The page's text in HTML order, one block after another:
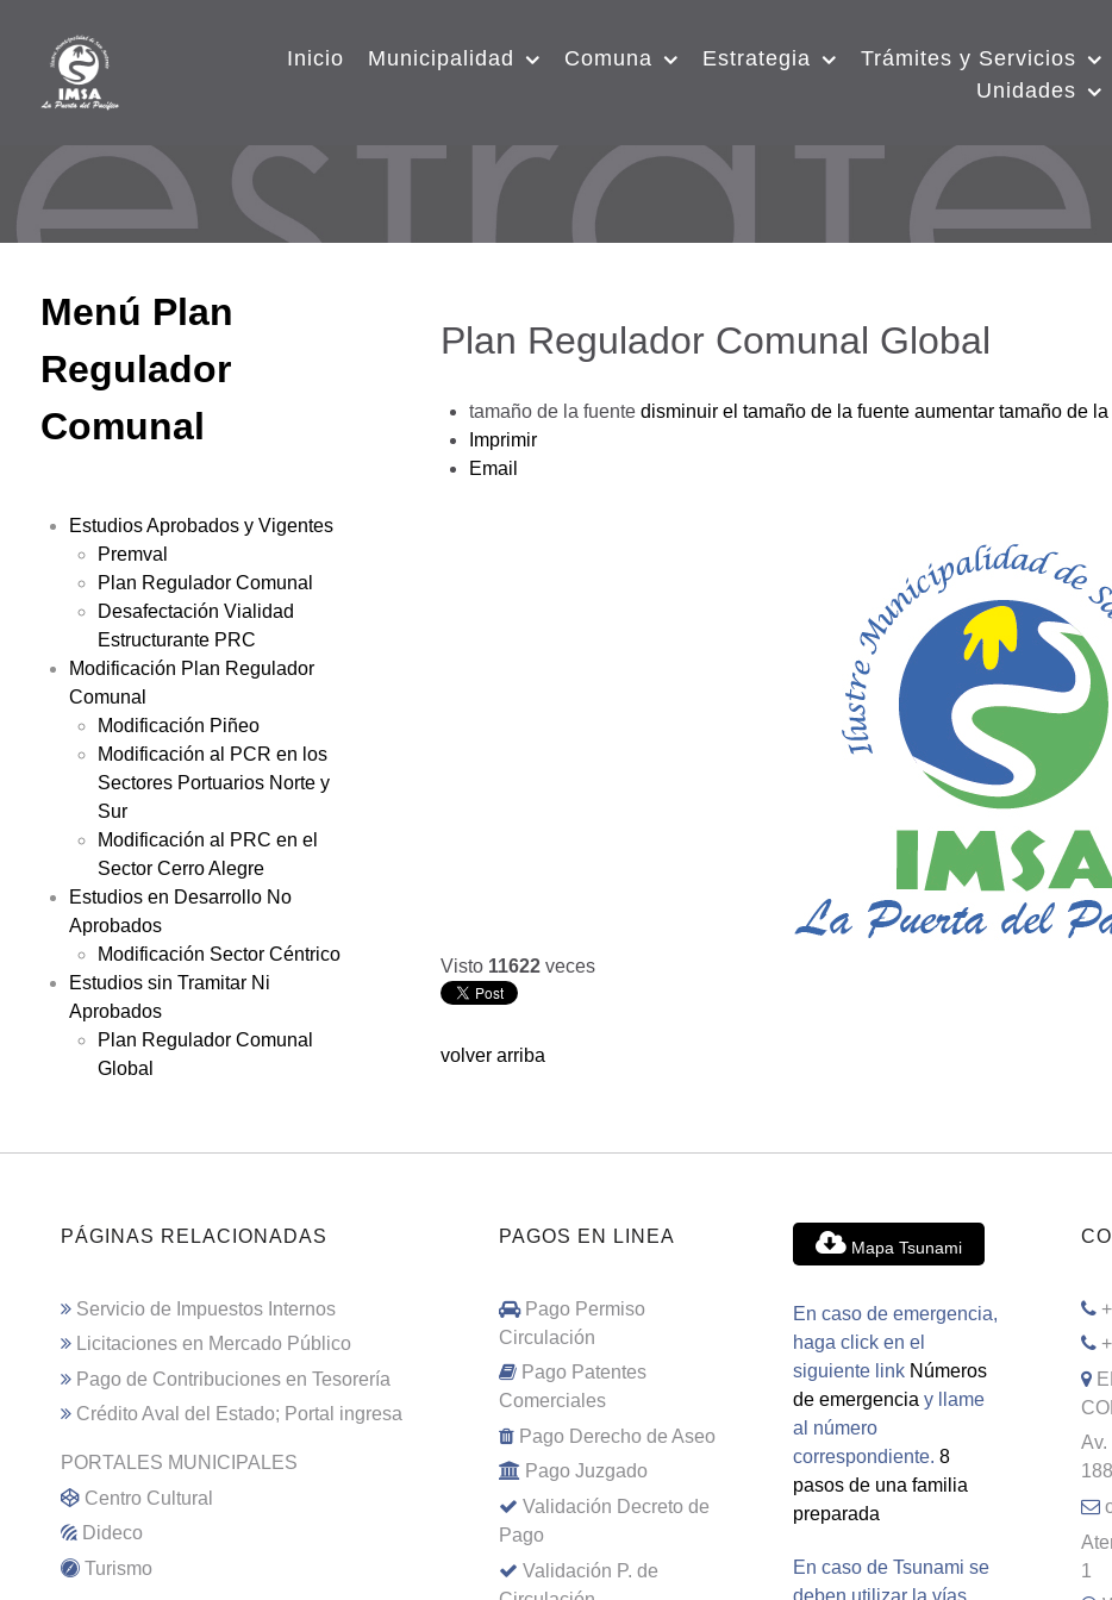
Inicio Municipalidad Comuna Estrategia
Trámites y Servicios
Unidades
Menú Plan
Regulador
Comunal
Estudios Aprobados y Vigentes
Premval
Plan Regulador Comunal
Desafectación Vialidad
Estructurante PRC
Modificación Plan Regulador
Comunal
Modificación Piñeo
Modificación al PCR en los
Sectores Portuarios Norte y
Sur
Modificación al PRC en el
Sector Cerro Alegre
Estudios en Desarrollo No
Aprobados
Modificación Sector Céntrico
Estudios sin Tramitar Ni
Aprobados
Plan Regulador Comunal
Global
Plan Regulador Comunal Global
tamaño de la fuente disminuir el tamaño de la fuente aumentar tamaño de
Imprimir
Email
Visto 11622 veces
volver arriba
PÁGINAS RELACIONADAS
Servicio de Impuestos Internos
Licitaciones en Mercado Público
Pago de Contribuciones en Tesorería
Crédito Aval del Estado; Portal ingresa
PORTALES MUNICIPALES
Centro Cultural
Dideco
Turismo
PAGOS EN LINEA
Pago Permiso
Circulación
Pago Patentes
Comerciales
Pago Derecho de Aseo
Pago Juzgado
Validación Decreto de
Pago
Validación P. de
Mapa Tsunami
En caso de emergencia,
haga click en el
siguiente link Números
de emergencia y llame
al número
correspondiente. 8
pasos de una familia
preparada
En caso de Tsunami se
deben utilizar la vías
Av.
1